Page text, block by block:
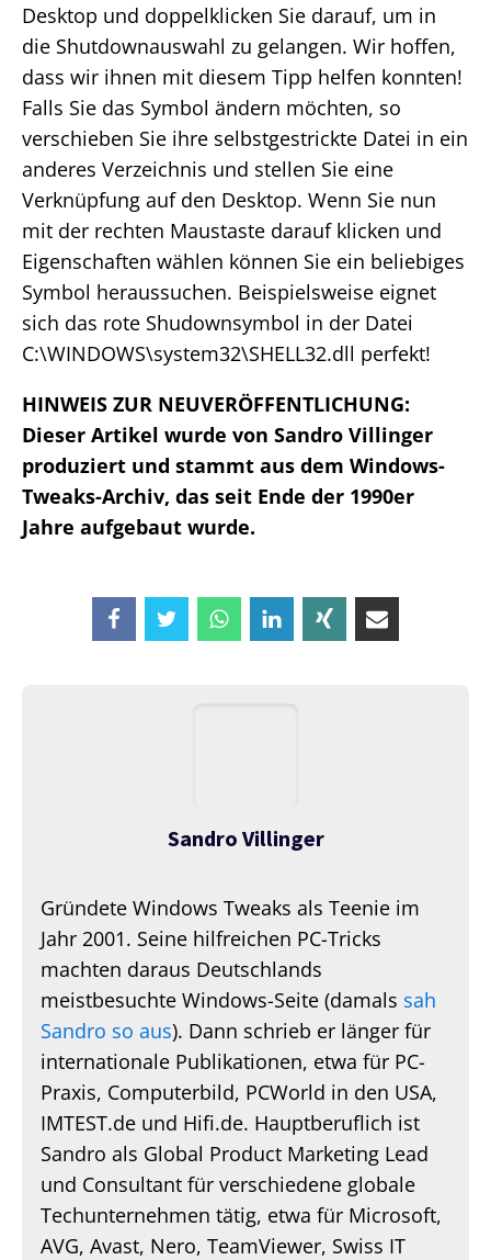
Desktop und doppelklicken Sie darauf, um in
die Shutdownauswahl zu gelangen. Wir hoffen,
dass wir ihnen mit diesem Tipp helfen konnten!
Falls Sie das Symbol ändern möchten, so
verschieben Sie ihre selbstgestrickte Datei in ein
anderes Verzeichnis und stellen Sie eine
Verknüpfung auf den Desktop. Wenn Sie nun
mit der rechten Maustaste darauf klicken und
Eigenschaften wählen können Sie ein beliebiges
Symbol heraussuchen. Beispielsweise eignet
sich das rote Shudownsymbol in der Datei
C:\WINDOWS\system32\SHELL32.dll perfekt!
HINWEIS ZUR NEUVERÖFFENTLICHUNG:
Dieser Artikel wurde von Sandro Villinger
produziert und stammt aus dem Windows-
Tweaks-Archiv, das seit Ende der 1990er
Jahre aufgebaut wurde.
Sandro Villinger
Gründete Windows Tweaks als Teenie im
Jahr 2001. Seine hilfreichen PC-Tricks
machten daraus Deutschlands
meistbesuchte Windows-Seite (damals sah
Sandro so aus). Dann schrieb er länger für
internationale Publikationen, etwa für PC-
Praxis, Computerbild, PCWorld in den USA,
IMTEST.de und Hifi.de. Hauptberuflich ist
Sandro als Global Product Marketing Lead
und Consultant für verschiedene globale
Techunternehmen tätig, etwa für Microsoft,
AVG, Avast, Nero, TeamViewer, Swiss IT